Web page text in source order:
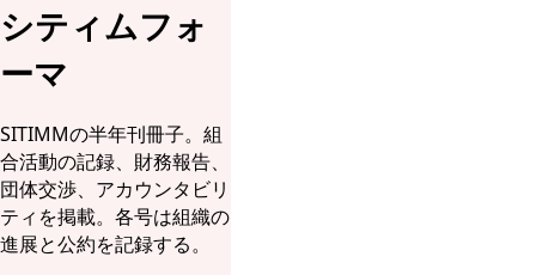
シティムフォ
ーマ
SITIMMの半年刊冊子。組
合活動の記録、財務報告、
団体交渉、アカウンタビリ
ティを掲載。各号は組織の
進展と公約を記録する。